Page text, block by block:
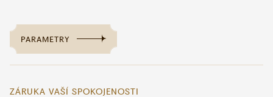
PARAMETRY
ZÁRUKA VAŠÍ SPOKOJENOSTI